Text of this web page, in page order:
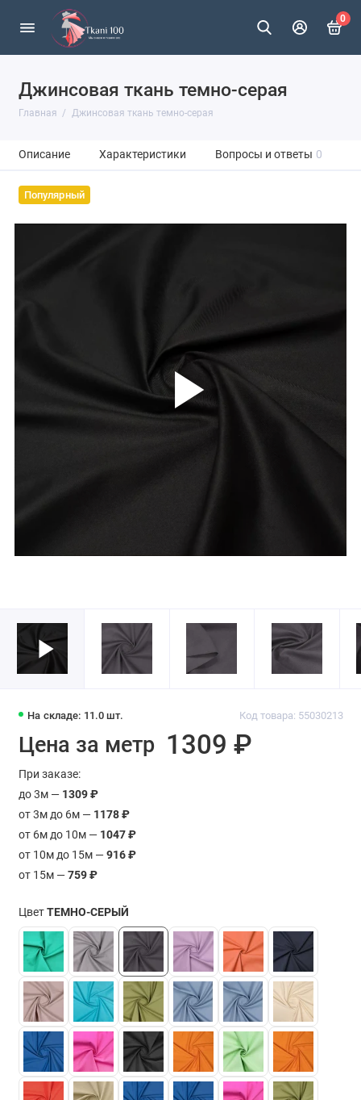
0
Джинсовая ткань темно-серая
Главная Джинсовая ткань темно-серая
Описание Характеристики Вопросы и ответы 0
Популярный
На складе: 11.0 шт. Код товара: 55030213
Цена за метр 1309 ₽
При заказе:
до 3м — 1309 ₽
от 3м до 6м — 1178 ₽
от 6м до 10м — 1047 ₽
от 10м до 15м —916 ₽
от 15м —759 ₽
ЦветТЕМНО-СЕРЫЙ